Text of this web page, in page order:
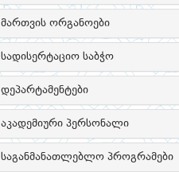
მართვის ორგანოები
სადისერტაციო საბჭო
დეპარტამენტები
აკადემიური პერსონალი
საგანმანათლებლო პროგრამები